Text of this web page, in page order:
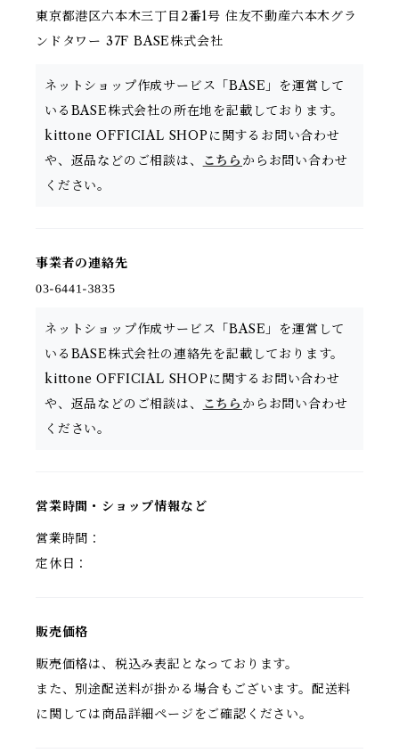
東京都港区六本木三丁目2番1号 住友不動産六本木グラ
ンドタワー 37F BASE株式会社
ネットショップ作成サービス「BASE」を運営して
いるBASE株式会社の所在地を記載しております。
kittone OFFICIAL SHOPに関するお問い合わせ
や、返品などのご相談は、
こちら からお問い合わせ
ください。
事業者の連絡先
ネットショップ作成サービス「BASE」を運営して
いるBASE株式会社の連絡先を記載しております。
kittone OFFICIAL SHOPに関するお問い合わせ
や、返品などのご相談は、
こちら からお問い合わせ
ください。
営業時間・ショップ情報など
営業時間：
定休日：
販売価格
販売価格は、税込み表記となっております。
また、別途配送料が掛かる場合もございます。配送料
に関しては商品詳細ページをご確認ください。